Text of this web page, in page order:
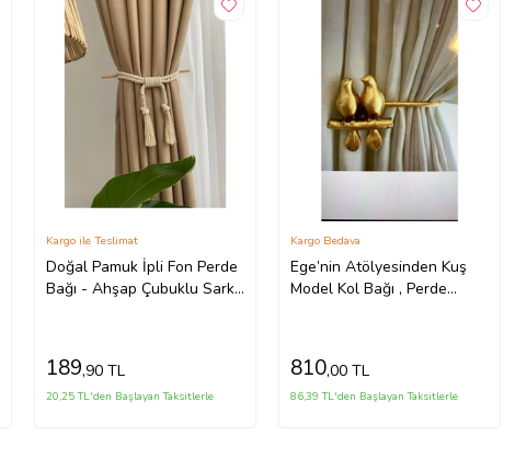
Doğal Pamuk İpli Fon Perde
Bağı - Ahşap Çubuklu Sarkıt
Kargo ile Teslimat
189,90 TL
20,25 TL'den Başlayan Taksitlerle
Ege’nin Atölyesinden Kuş
Model Kol Bağı , Perde
Kargo Bedava
810,00 TL
86,39 TL'den Başlayan Taksitlerle